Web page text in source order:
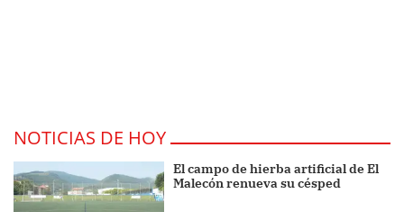
NOTICIAS DE HOY
El campo de hierba artificial de El
Malecón renueva su césped